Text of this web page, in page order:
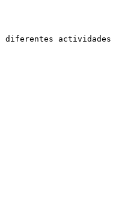
diferentes actividades